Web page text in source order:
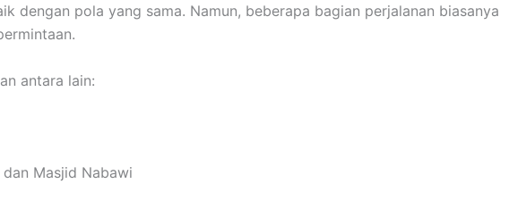
dengan pola yang sama. Namun, beberapa bagian perjalanan biasanya
antara lain:
Masjid Nabawi